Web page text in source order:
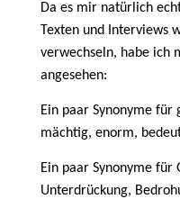
Da es mir natürlich
Texten und Interviews
verwechseln, habe ich
angesehen:
Ein paar Synonyme
mächtig, enorm,
Ein paar Synonyme für
Unterdrückung,